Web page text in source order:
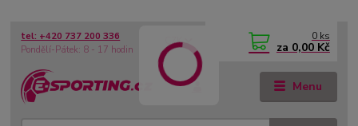
Menu
CZK
tel: +420 737 200 336
Pondělí-Pátek: 8 - 17 hodin
0 ks
za 0,00 Kč